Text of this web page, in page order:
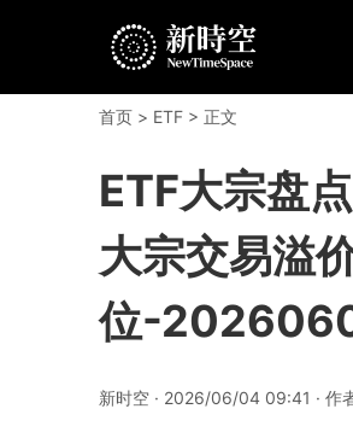
首页 > ETF > 正文
ETF大宗盘
大宗交易溢
位-
新时空 · 2026/06/04 09:41 · 作